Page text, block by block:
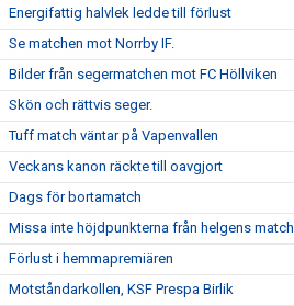
Energifattig halvlek ledde till förlust
Se matchen mot Norrby IF.
Bilder från segermatchen mot FC Höllviken
Skön och rättvis seger.
Tuff match väntar på Vapenvallen
Veckans kanon räckte till oavgjort
Dags för bortamatch
Missa inte höjdpunkterna från helgens match
Förlust i hemmapremiären
Motståndarkollen, KSF Prespa Birlik